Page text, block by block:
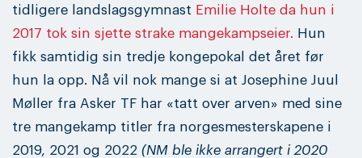
tidligere landslagsgymnast Emilie Holte da hun i
2017 tok sin sjette strake mangekampseier. Hun
fikk samtidig sin tredje kongepokal det året før
hun la opp. Nå vil nok mange si at Josephine Juul
Møller fra Asker TF har «tatt over arven» med sine
tre mangekamp titler fra norgesmesterskapene i
2019, 2021 og 2022 (NM ble ikke arrangert i 2020